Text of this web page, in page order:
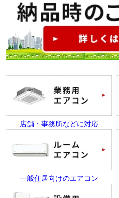
店舗・事務所などに対応
一般住居向けのエアコン